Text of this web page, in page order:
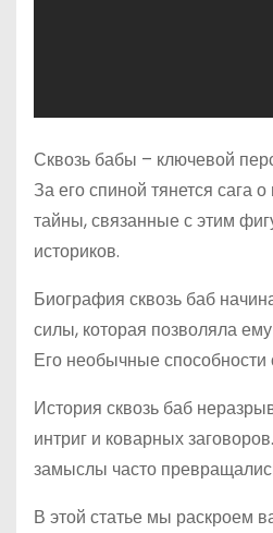
Сквозь бабы – ключевой
За его спиной тянется сага
тайны, связанные с этим
историков.
Биография сквозь баб
силы, которая позволяла
Его необычные
История сквозь баб
интриг и коварных
замыслы часто
В этой статье мы раскроем